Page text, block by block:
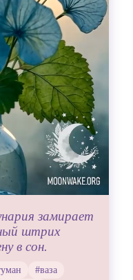
замирает
штрих
в сон.
#ваза